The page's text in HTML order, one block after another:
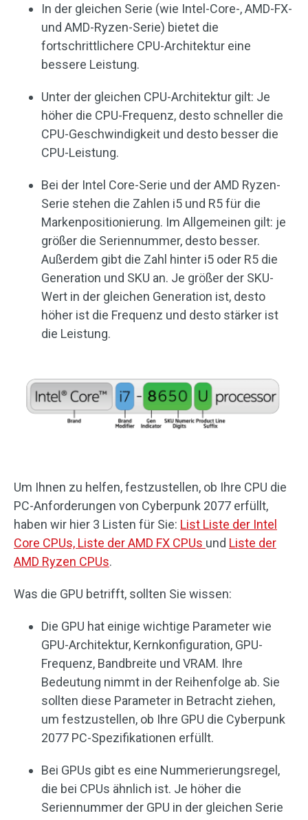
In der gleichen Serie (wie Intel-Core-, AMD-FX-
und AMD-Ryzen-Serie) bietet die
fortschrittlichere CPU-Architektur eine
bessere Leistung.
Unter der gleichen CPU-Architektur gilt: Je
höher die CPU-Frequenz, desto schneller die
CPU-Geschwindigkeit und desto besser die
CPU-Leistung.
Bei der Intel Core-Serie und der AMD Ryzen-
Serie stehen die Zahlen i5 und R5 für die
Markenpositionierung. Im Allgemeinen gilt: je
größer die Seriennummer, desto besser.
Außerdem gibt die Zahl hinter i5 oder R5 die
Generation und SKU an. Je größer der SKU-
Wert in der gleichen Generation ist, desto
höher ist die Frequenz und desto stärker ist
die Leistung.
Um Ihnen zu helfen, festzustellen, ob Ihre CPU die
PC-Anforderungen von Cyberpunk 2077 erfüllt,
haben wir hier 3 Listen für Sie: List Liste der Intel
Core CPUs, Liste der AMD FX CPUs und Liste der
AMD Ryzen CPUs.
Was die GPU betrifft, sollten Sie wissen:
Die GPU hat einige wichtige Parameter wie
GPU-Architektur, Kernkonfiguration, GPU-
Frequenz, Bandbreite und VRAM. Ihre
Bedeutung nimmt in der Reihenfolge ab. Sie
sollten diese Parameter in Betracht ziehen,
um festzustellen, ob Ihre GPU die Cyberpunk
2077 PC-Spezifikationen erfüllt.
Bei GPUs gibt es eine Nummerierungsregel,
die bei CPUs ähnlich ist. Je höher die
Seriennummer der GPU in der gleichen Serie